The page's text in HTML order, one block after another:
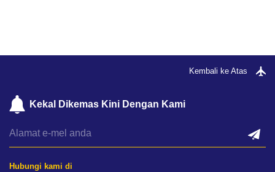
Kembali ke Atas
Kekal Dikemas Kini Dengan Kami
Hubungi kami di